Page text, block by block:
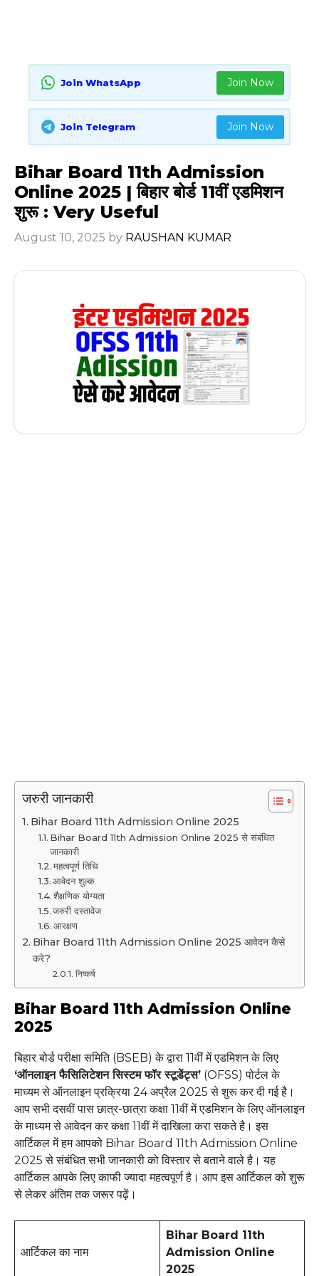
Join WhatsApp Join Now
Join Telegram Join Now
Bihar Board 11th Admission
Online 2025 | बिहार बोर्ड 11वीं एडमिशन
शुरू : Very Useful
August 10, 2025 by RAUSHAN KUMAR
जरुरी जानकारी
Bihar Board 11th Admission Online 2025
Bihar Board 11th Admission Online 2025 से संबंधित
जानकारी
महत्वपूर्ण तिथि
आवेदन शुल्क
शैक्षणिक योग्यता
जरुरी दस्तावेज
आरक्षण
Bihar Board 11th Admission Online 2025 आवेदन कैसे
करे?
निष्कर्ष
Bihar Board 11th Admission Online
2025
बिहार बोर्ड परीक्षा समिति (BSEB) के द्वारा 11वीं में एडमिशन के लिए
‘ऑनलाइन फैसिलिटेशन सिस्टम फॉर स्टूडेंट्स’ (OFSS) पोर्टल के
माध्यम से ऑनलाइन प्रक्रिया 24 अप्रैल 2025 से शुरू कर दी गई है।
आप सभी दसवीं पास छात्र-छात्रा कक्षा 11वीं में एडमिशन के लिए ऑनलाइन
के माध्यम से आवेदन कर कक्षा 11वीं में दाखिला करा सकते है। इस
आर्टिकल में हम आपको Bihar Board 11th Admission Online
2025 से संबंधित सभी जानकारी को विस्तार से बताने वाले है। यह
आर्टिकल आपके लिए काफी ज्यादा महत्वपूर्ण है। आप इस आर्टिकल को शुरू
से लेकर अंतिम तक जरूर पढ़ें।
आर्टिकल का नाम
Bihar Board 11th
Admission Online
2025